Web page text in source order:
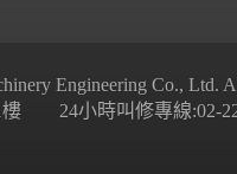
Engineering Co., Ltd.
樓 24小時叫修專線:02-